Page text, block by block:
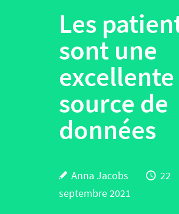
Les
sont une
excellente
source de
données
Anna Jacobs
22
septembre 2021